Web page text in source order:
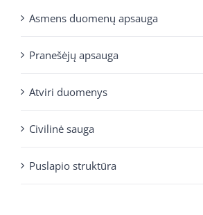
Asmens duomenų apsauga
Pranešėjų apsauga
Atviri duomenys
Civilinė sauga
Puslapio struktūra